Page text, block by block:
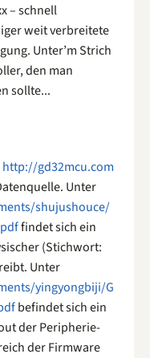
– schnell
weit verbreitete
Unter’m Strich
den man
sollte...
http://gd32mcu.com
Unter
shujushouce/
findet sich ein
(Stichwort:
Unter
yingyongbiji/G
befindet sich ein
der Peripherie-
der Firmware